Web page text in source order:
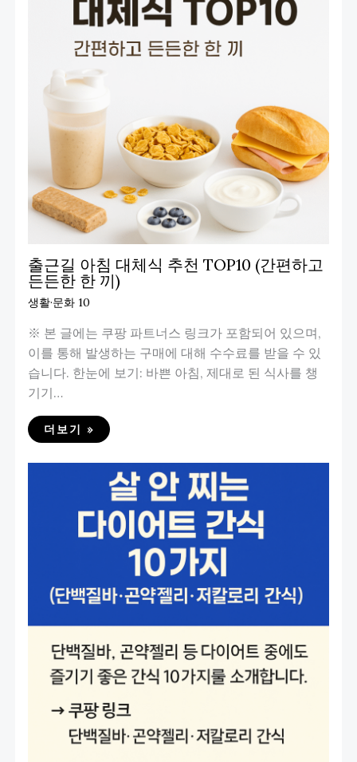
출근길 아침 대체식 추천 TOP10 (간편하고
든든한 한 끼)
생활·문화 10
※ 본 글에는 쿠팡 파트너스 링크가 포함되어 있으며,
이를 통해 발생하는 구매에 대해 수수료를 받을 수 있
습니다. 한눈에 보기: 바쁜 아침, 제대로 된 식사를 챙
기기…
더보기 »